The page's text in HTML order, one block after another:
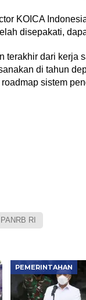
KOICA
disepakati,
terakhir dari kerja
di tahun
sistem
RI
PEMERINTAHAN